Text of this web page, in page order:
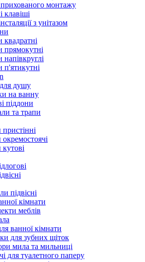
монтажу
клавіші
з унітазом
квадратні
прямокутні
напівкруглі
п'ятикутні
душу
на ванну
піддони
та трапи
підвісні
кімнати
меблів
ванної кімнати
для зубних щіток
мила та мильниці
для туалетного паперу